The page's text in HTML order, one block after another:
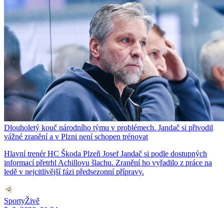
Dlouholetý kouč národního týmu v problémech. Jandač si přivodil
vážné zranění a v Plzni není schopen trénovat
Hlavní trenér HC Škoda Plzeň Josef Jandač si podle dostupných
informací přetrhl Achillovu šlachu. Zranění ho vyřadilo z práce na
ledě v nejcitlivější fázi předsezonní přípravy.
SportyŽivě